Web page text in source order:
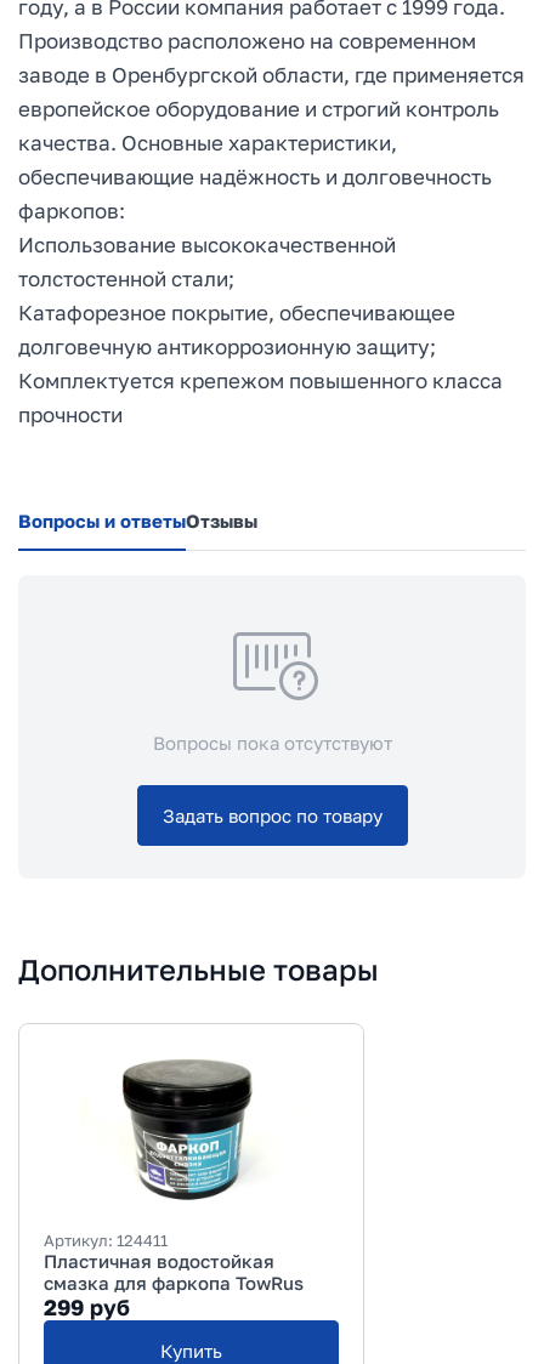
году, а в России компания работает с 1999 года.
Производство расположено на современном
заводе в Оренбургской области, где применяется
европейское оборудование и строгий контроль
качества. Основные характеристики,
обеспечивающие надёжность и долговечность
фаркопов:
Использование высококачественной
толстостенной стали;
Катафорезное покрытие, обеспечивающее
долговечную антикоррозионную защиту;
Комплектуется крепежом повышенного класса
прочности
Вопросы и ответыОтзывы
Вопросы пока отсутствуют
Задать вопрос по товару
Дополнительные товары
Артикул: 124411
Пластичная водостойкая
смазка для фаркопа TowRus
299 руб
Купить